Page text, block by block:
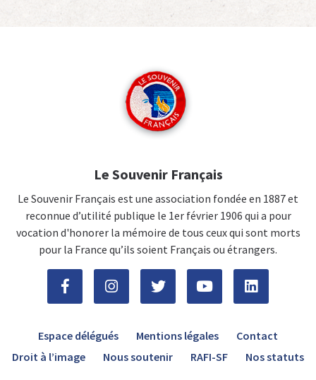
Le Souvenir Français
Le Souvenir Français est une association fondée en 1887 et
reconnue d’utilité publique le 1er février 1906 qui a pour
vocation d'honorer la mémoire de tous ceux qui sont morts
pour la France qu’ils soient Français ou étrangers.
Espace délégués Mentions légales
Contact
Droit à l’image
Nous soutenir RAFI-SF Nos statuts